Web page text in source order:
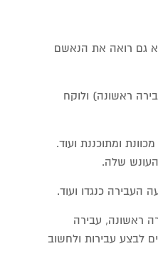
גם רואה את הנאשם
ראשונה) ולוקח
ומתוכננת ועוד.
שלה.
ראשונה, עבירה
לבצע עבירות ולחשוב